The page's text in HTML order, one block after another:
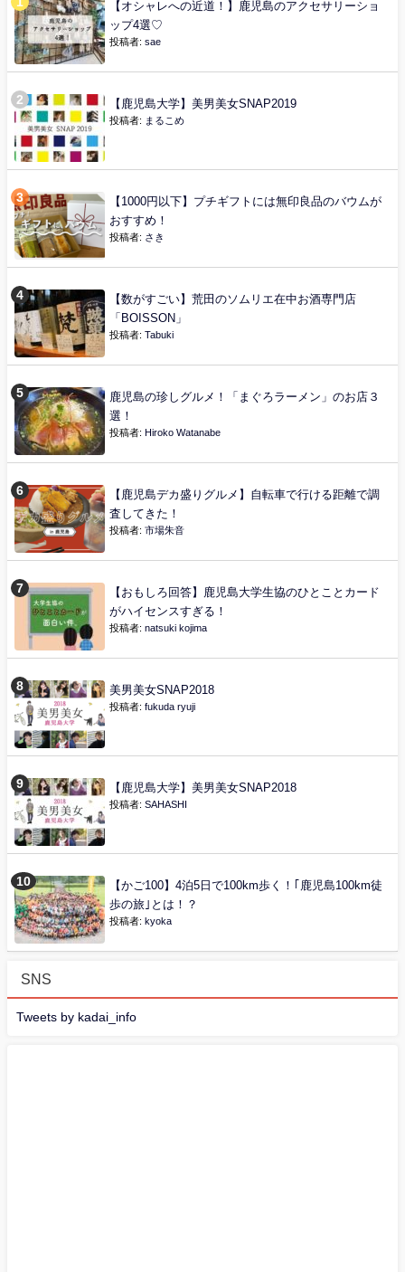
【オシャレへの近道！】鹿児島のアクセサリーショ
ップ4選♡
投稿者: sae
【鹿児島大学】美男美女SNAP2019
投稿者: まるこめ
【1000円以下】プチギフトには無印良品のバウムが
おすすめ！
投稿者: さき
【数がすごい】荒田のソムリエ在中お酒専門店
「BOISSON」
投稿者: Tabuki
鹿児島の珍しグルメ！「まぐろラーメン」のお店３
選！
投稿者: Hiroko Watanabe
【鹿児島デカ盛りグルメ】自転車で行ける距離で調
査してきた！
投稿者: 市場朱音
【おもしろ回答】鹿児島大学生協のひとことカード
がハイセンスすぎる！
投稿者: natsuki kojima
美男美女SNAP2018
投稿者: fukuda ryuji
【鹿児島大学】美男美女SNAP2018
投稿者: SAHASHI
【かご100】4泊5日で100km歩く！｢鹿児島100km徒
歩の旅｣とは！？
投稿者: kyoka
SNS
Tweets by kadai_info